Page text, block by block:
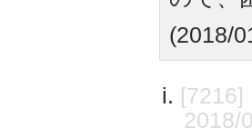
(2018/
[7216]
2018/